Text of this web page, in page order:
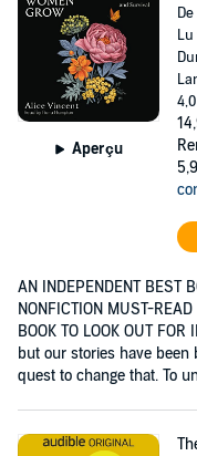
Aperçu
De
Lu
4,0
AN INDEPENDENT BEST
NONFICTION MUST-
BOOK TO LOOK OUT
but our stories have
quest to change that. To